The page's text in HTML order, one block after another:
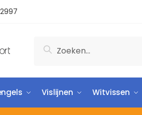
Zoeken
Vislijnen Witvissen